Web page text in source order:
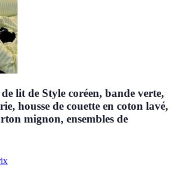
lit de Style coréen, bande verte,
housse de couette en coton lavé,
mignon, ensembles de